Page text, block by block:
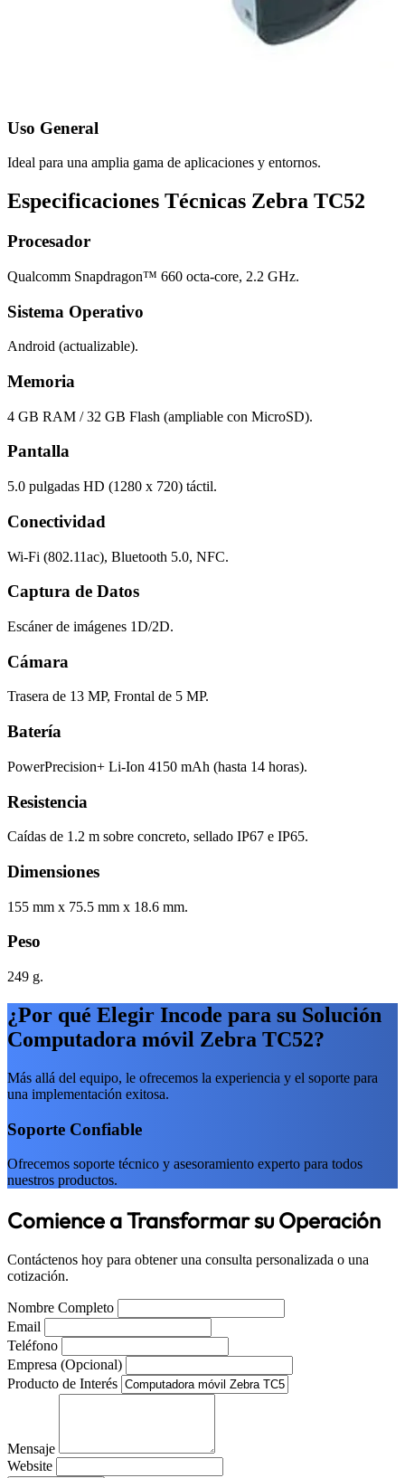
Uso General
Ideal para una amplia gama de aplicaciones y entornos.
Especificaciones Técnicas Zebra TC52
Procesador
Qualcomm Snapdragon™ 660 octa-core, 2.2 GHz.
Sistema Operativo
Android (actualizable).
Memoria
4 GB RAM / 32 GB Flash (ampliable con MicroSD).
Pantalla
5.0 pulgadas HD (1280 x 720) táctil.
Conectividad
Wi-Fi (802.11ac), Bluetooth 5.0, NFC.
Captura de Datos
Escáner de imágenes 1D/2D.
Cámara
Trasera de 13 MP, Frontal de 5 MP.
Batería
PowerPrecision+ Li-Ion 4150 mAh (hasta 14 horas).
Resistencia
Caídas de 1.2 m sobre concreto, sellado IP67 e IP65.
Dimensiones
155 mm x 75.5 mm x 18.6 mm.
Peso
249 g.
¿Por qué Elegir Incode para su Solución
Computadora móvil Zebra TC52?
Más allá del equipo, le ofrecemos la experiencia y el soporte para
una implementación exitosa.
Soporte Confiable
Ofrecemos soporte técnico y asesoramiento experto para todos
nuestros productos.
Comience a Transformar su Operación
Contáctenos hoy para obtener una consulta personalizada o una
cotización.
Nombre Completo
Email
Teléfono
Empresa (Opcional)
Producto de Interés
Mensaje
Website